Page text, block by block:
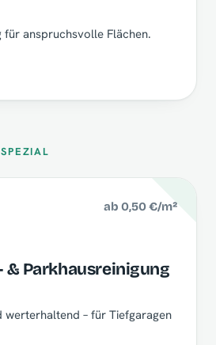
für anspruchsvolle Flächen.
ab 0,50 €/m²
& Parkhausreinigung
werterhaltend – für Tiefgaragen